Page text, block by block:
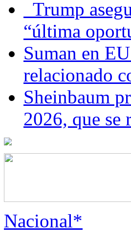
Trump
“última
Suman en
relacionado
Sheinbaum
2026, que se
Nacional*